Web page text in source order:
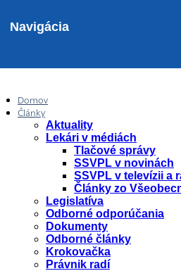
Navigácia
Domov
Články
Aktuality
Lekári v médiách
Tlačové správy
SSVPL v novinách
SSVPL v televízii a
Články zo
Legislatíva
Odborné odporúčania
Dokumenty
Odborné články
Krokovačka
Právnik radí